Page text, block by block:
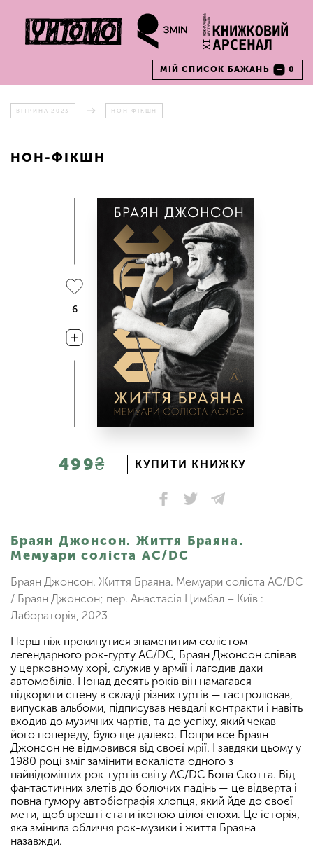
МІЙ СПИСОК БАЖАНЬ 0
ВІТРИНА 2023 НОН-ФІКШН
НОН-ФІКШН
6
499₴ КУПИТИ КНИЖКУ
Браян Джонсон. Життя Браяна.
Мемуари соліста AC/DC
Браян Джонсон. Життя Браяна. Мемуари соліста AC/DC
/ Браян Джонсон; пер. Анастасія Цимбал – Київ :
Лабораторія, 2023
Перш ніж прокинутися знаменитим солістом
легендарного рок-гурту AC/DC, Браян Джонсон співав
у церковному хорі, служив у армії і лагодив дахи
автомобілів. Понад десять років він намагався
підкорити сцену в складі різних гуртів — гастролював,
випускав альбоми, підписував невдалі контракти і навіть
входив до музичних чартів, та до успіху, який чекав
його попереду, було ще далеко. Попри все Браян
Джонсон не відмовився від своєї мрії. І завдяки цьому у
1980 році зміг замінити вокаліста одного з
найвідоміших рок-гуртів світу AC/DC Бона Скотта. Від
фантастичних злетів до болючих падінь — це відверта і
повна гумору автобіографія хлопця, який йде до своєї
мети, щоб врешті стати іконою цілої епохи. Це історія,
яка змінила обличчя рок-музики і життя Браяна
назавжди.